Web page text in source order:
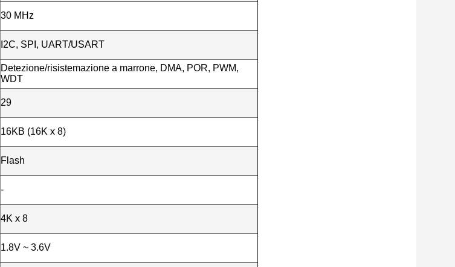
30 MHz
I2C, SPI, UART/USART
Detezione/risistemazione a marrone, DMA, POR, PWM,
WDT
29
16KB (16K x 8)
Flash
-
4K x 8
1.8V ~ 3.6V